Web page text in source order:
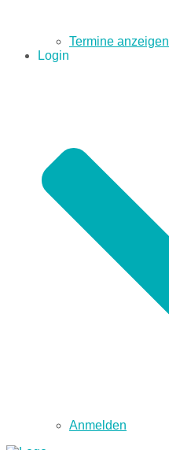
Termine anzeigen
Login
Anmelden